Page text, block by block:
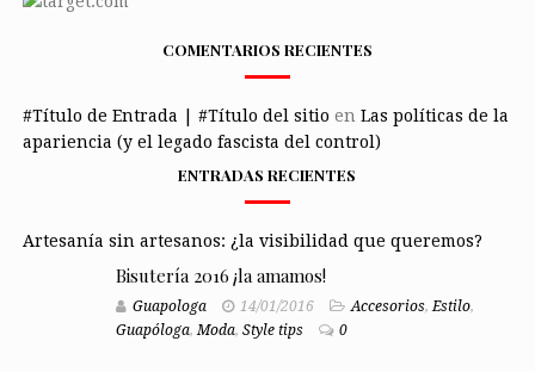
COMENTARIOS RECIENTES
#Título de Entrada | #Título del sitio en Las políticas de la
apariencia (y el legado fascista del control)
ENTRADAS RECIENTES
Artesanía sin artesanos: ¿la visibilidad que queremos?
Bisutería 2016 ¡la amamos!
Guapologa 14/01/2016 Accesorios,Estilo,
Guapóloga,Moda, Style tips 0